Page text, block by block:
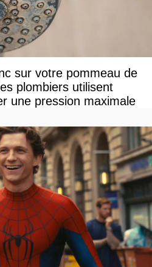
sur votre pommeau de
plombiers utilisent
une pression maximale